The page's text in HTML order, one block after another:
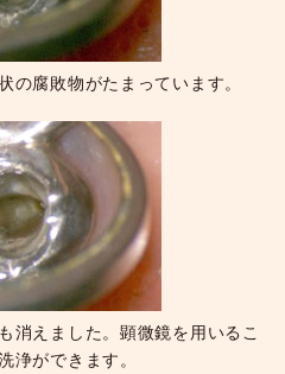
の腐敗物がたまっています。
消えました。顕微鏡を用いるこ
浄ができます。